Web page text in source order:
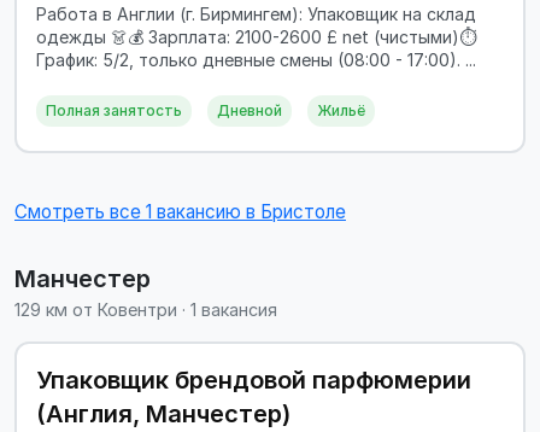
Работа в Англии (г. Бирмингем): Упаковщик на склад
одежды 👗💰 Зарплата: 2100-2600 £ net (чистыми)⏱️
График: 5/2, только дневные смены (08:00 - 17:00). ...
Полная занятость Дневной Жильё
Смотреть все 1 вакансию в Бристоле
Манчестер
129 км от Ковентри · 1 вакансия
Упаковщик брендовой парфюмерии
(Англия, Манчестер)